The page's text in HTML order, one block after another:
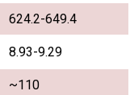
624.2-649.4
8.93-9.29
~110